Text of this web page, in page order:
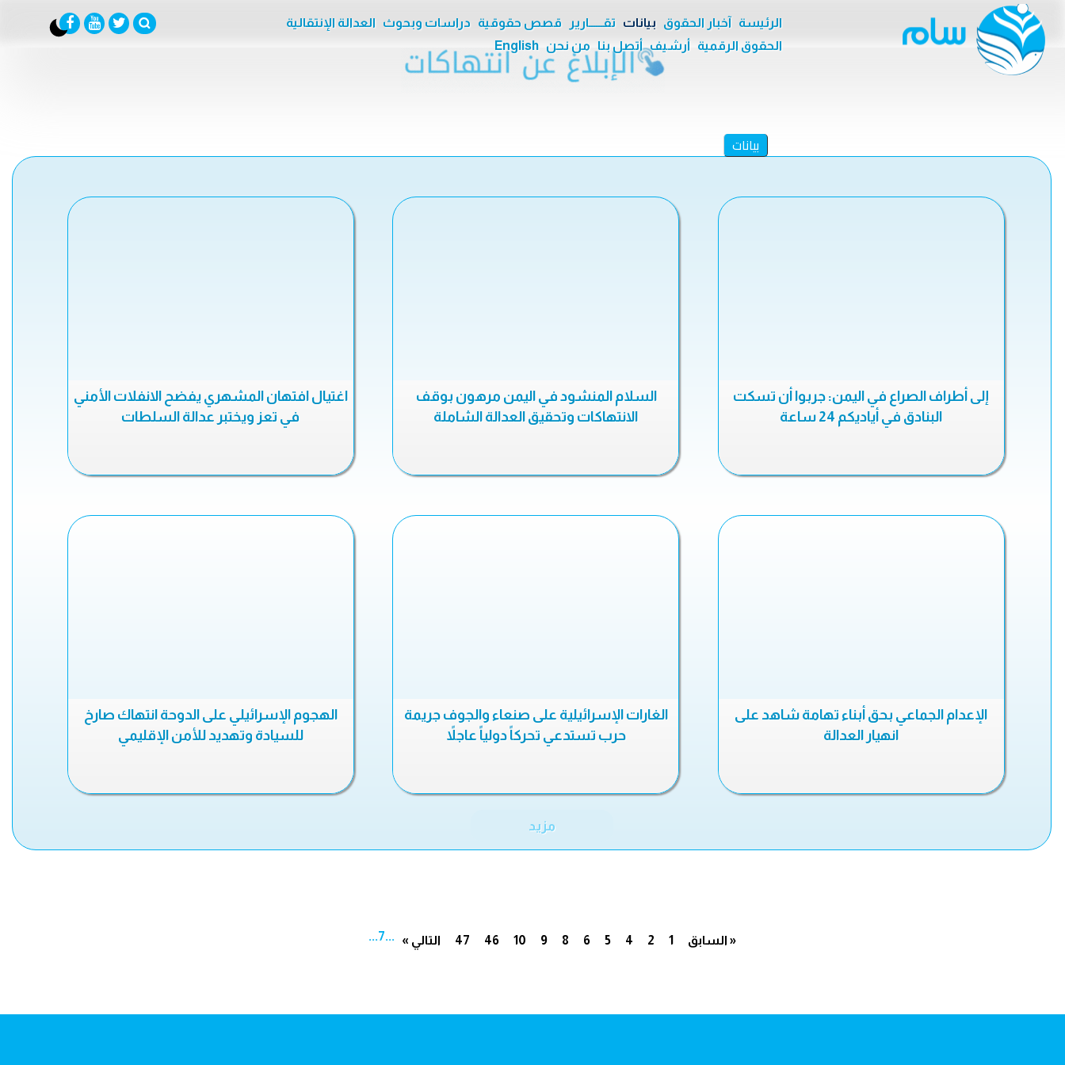
الرئيسة آخبار الحقوق بيانات تقــــــارير قصص حقوقية دراسات وبحوث
العدالة الإنتقالية
الحقوق الرقمية
أرشيف أتصل بنا من نحن English
بيانات
إلى أطراف الصراع في اليمن: جربوا أن تسكت
البنادق في أياديكم 24 ساعة
السلام المنشود في اليمن مرهون بوقف
الانتهاكات وتحقيق العدالة الشاملة
اغتيال افتهان المشهري يفضح الانفلات الأمني
في تعز ويختبر عدالة السلطات
الإعدام الجماعي بحق أبناء تهامة شاهد على
انهيار العدالة
الغارات الإسرائيلية على صنعاء والجوف جريمة
حرب تستدعي تحركاً دولياً عاجلاً
الهجوم الإسرائيلي على الدوحة انتهاك صارخ
للسيادة وتهديد للأمن الإقليمي
مزيد
« السابق 1
2
... 4
5
6
7 8
9
10
... 46
47 التالي »